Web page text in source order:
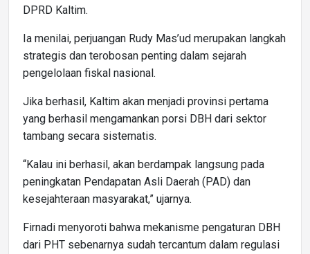
DPRD Kaltim.
Ia menilai, perjuangan Rudy Mas’ud merupakan langkah
strategis dan terobosan penting dalam sejarah
pengelolaan fiskal nasional.
Jika berhasil, Kaltim akan menjadi provinsi pertama
yang berhasil mengamankan porsi DBH dari sektor
tambang secara sistematis.
“Kalau ini berhasil, akan berdampak langsung pada
peningkatan Pendapatan Asli Daerah (PAD) dan
kesejahteraan masyarakat,” ujarnya.
Firnadi menyoroti bahwa mekanisme pengaturan DBH
dari PHT sebenarnya sudah tercantum dalam regulasi